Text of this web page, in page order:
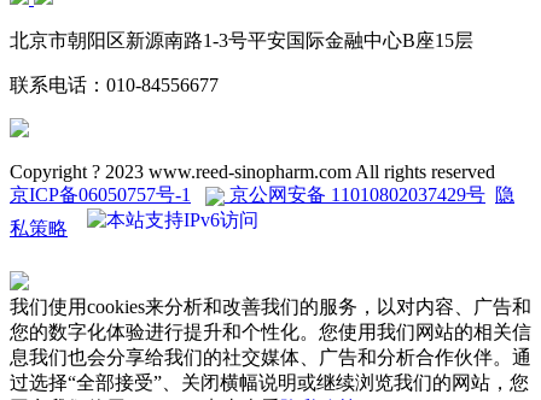
北京市朝阳区新源南路1-3号平安国际金融中心B座15层
联系电话： 010-84556677
Copyright ? 2023 www.reed-sinopharm.com All rights reserved
京ICP备06050757号-1
京公网安备 11010802037429号 隐
私策略
我们使用cookies来分析和改善我们的服务，以对内容、广告和
您的数字化体验进行提升和个性化。您使用我们网站的相关信
息我们也会分享给我们的社交媒体、广告和分析合作伙伴。通
过选择“全部接受”、关闭横幅说明或继续浏览我们的网站，您